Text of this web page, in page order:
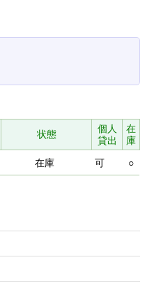
状態
個人
貸出
在
庫
在庫 可 ○